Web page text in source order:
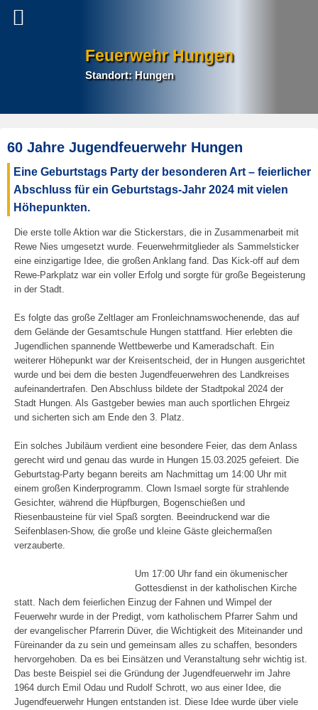
Feuerwehr Hungen
Standort: Hungen
60 Jahre Jugendfeuerwehr Hungen
Eine Geburtstags Party der besonderen Art – feierlicher
Abschluss für ein Geburtstags-Jahr 2024 mit vielen
Höhepunkten.
Die erste tolle Aktion war die Stickerstars, die in Zusammenarbeit mit
Rewe Nies umgesetzt wurde. Feuerwehrmitglieder als Sammelsticker
eine einzigartige Idee, die großen Anklang fand. Das Kick-off auf dem
Rewe-Parkplatz war ein voller Erfolg und sorgte für große Begeisterung
in der Stadt.
Es folgte das große Zeltlager am Fronleichnamswochenende, das auf
dem Gelände der Gesamtschule Hungen stattfand. Hier erlebten die
Jugendlichen spannende Wettbewerbe und Kameradschaft. Ein
weiterer Höhepunkt war der Kreisentscheid, der in Hungen ausgerichtet
wurde und bei dem die besten Jugendfeuerwehren des Landkreises
aufeinandertrafen. Den Abschluss bildete der Stadtpokal 2024 der
Stadt Hungen. Als Gastgeber bewies man auch sportlichen Ehrgeiz
und sicherten sich am Ende den 3. Platz.
Ein solches Jubiläum verdient eine besondere Feier, das dem Anlass
gerecht wird und genau das wurde in Hungen 15.03.2025 gefeiert. Die
Geburtstag-Party begann bereits am Nachmittag um 14:00 Uhr mit
einem großen Kinderprogramm. Clown Ismael sorgte für strahlende
Gesichter, während die Hüpfburgen, Bogenschießen und
Riesenbausteine für viel Spaß sorgten. Beeindruckend war die
Seifenblasen-Show, die große und kleine Gäste gleichermaßen
verzauberte.
Um 17:00 Uhr fand ein ökumenischer
Gottesdienst in der katholischen Kirche
statt. Nach dem feierlichen Einzug der Fahnen und Wimpel der
Feuerwehr wurde in der Predigt, vom katholischem Pfarrer Sahm und
der evangelischer Pfarrerin Düver, die Wichtigkeit des Miteinander und
Füreinander da zu sein und gemeinsam alles zu schaffen, besonders
hervorgehoben. Da es bei Einsätzen und Veranstaltung sehr wichtig ist.
Das beste Beispiel sei die Gründung der Jugendfeuerwehr im Jahre
1964 durch Emil Odau und Rudolf Schrott, wo aus einer Idee, die
Jugendfeuerwehr Hungen entstanden ist. Diese Idee wurde über viele